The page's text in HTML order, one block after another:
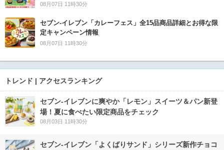
08月07日 11時30分
セブン‐イレブン「カレーフェス」全15品商品詳細とお得な限
定キャンペーン情報
08月07日 11時30分
トレンド | アクセスランキング
セブン‐イレブンに爽やか「レモン」スイーツ＆パン新登
場！夏に食べたい限定商品をチェック
08月03日 11時30分
セブン‐イレブン「よくばりサンド」シリーズ新作チョコ